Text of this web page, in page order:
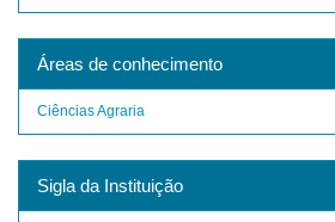
Áreas de conhecimento
Ciências Agraria
Sigla da Instituição